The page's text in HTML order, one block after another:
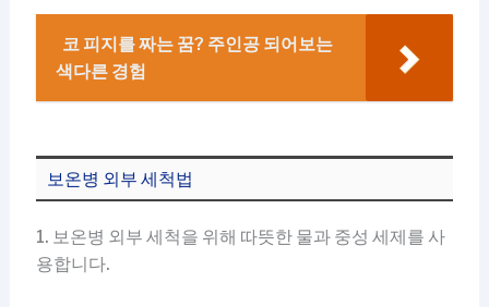
코 피지를 짜는 꿈? 주인공 되어보는
색다른 경험
보온병 외부 세척법
1. 보온병 외부 세척을 위해 따뜻한 물과 중성 세제를 사
용합니다.